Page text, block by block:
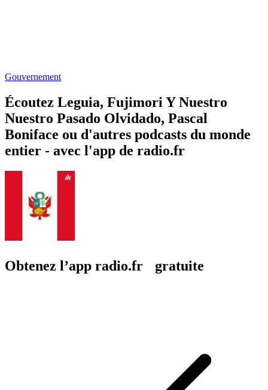
Gouvernement
Écoutez Leguia, Fujimori Y Nuestro
Nuestro Pasado Olvidado, Pascal
Boniface ou d'autres podcasts du monde
entier - avec l'app de radio.fr
Obtenez l’app radio.fr gratuite